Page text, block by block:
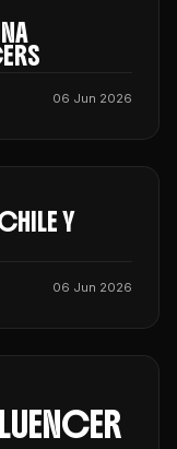
06 Jun 2026
Y
06 Jun 2026